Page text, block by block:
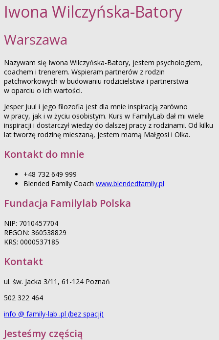
Iwona Wilczyńska-Batory
Warszawa
Nazywam się Iwona Wilczyńska-Batory, jestem psychologiem,
coachem i trenerem. Wspieram partnerów z rodzin
patchworkowych w budowaniu rodzicielstwa i partnerstwa
w oparciu o ich wartości.
Jesper Juul i jego filozofia jest dla mnie inspiracją zarówno
w pracy, jak i w życiu osobistym. Kurs w FamilyLab dał mi wiele
inspiracji i dostarczył wiedzy do dalszej pracy z rodzinami. Od kilku
lat tworzę rodzinę mieszaną, jestem mamą Małgosi i Olka.
Kontakt do mnie
+48 732 649 999
Blended Family Coach www.blendedfamily.pl
Fundacja Familylab Polska
NIP: 7010457704
REGON: 360538829
KRS: 0000537185
Kontakt
ul. św. Jacka 3/11, 61-124 Poznań
502 322 464
info @ family-lab .pl (bez spacji)
Jesteśmy częścią